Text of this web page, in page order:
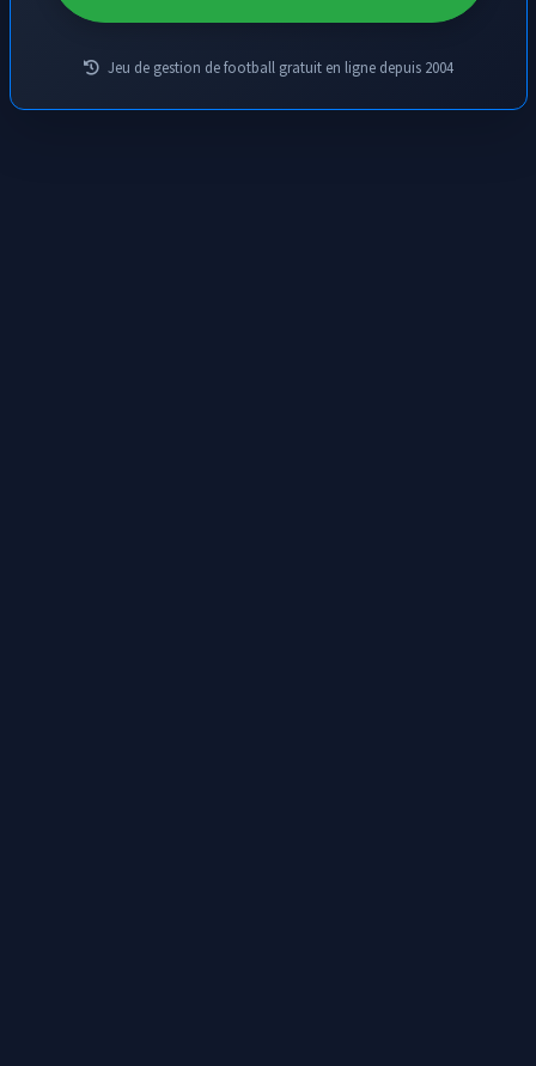
Jeu de gestion de football gratuit en ligne depuis 2004